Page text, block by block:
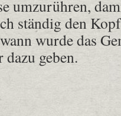
umzurühren,
ständig den
wurde das
dazu geben.